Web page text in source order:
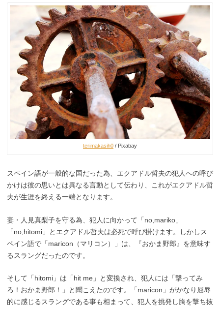
terimakasih0 / Pixabay
スペイン語が一般的な国だった為、エクアドル哲夫の犯人への呼び
かけは彼の思いとは異なる言動として伝わり、これがエクアドル哲
夫が生涯を終える一端となります。
妻・人見真梨子を守る為、犯人に向かって「no,mariko」
「no,hitomi」とエクアドル哲夫は必死で呼び掛けます。しかしス
ペイン語で「maricon（マリコン）」は、『おかま野郎』を意味す
るスラングだったのです。
そして「hitomi」は「hit me」と変換され、犯人には「撃ってみ
ろ！おかま野郎！」と聞こえたのです。「maricon」がかなり屈辱
的に感じるスラングである事も相まって、犯人を挑発し胸を撃ち抜